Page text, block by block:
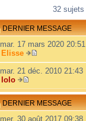
32 sujets
DERNIER MESSAGE
mar. 17 mars 2020 20:51
Elisse
V
o
r
l
e
d
mar. 21 déc. 2010 21:43
lolo
V
o
i
r
DERNIER MESSAGE
mer. 30 août 2017 09:38